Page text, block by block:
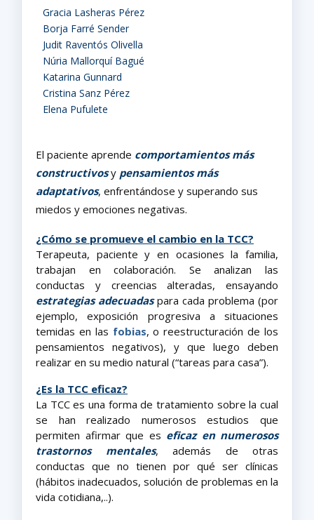
Gracia Lasheras Pérez
Borja Farré Sender
Judit Raventós Olivella
Núria Mallorquí Bagué
Katarina Gunnard
Cristina Sanz Pérez
Elena Pufulete
El paciente aprende comportamientos más
constructivosy pensamientos más
adaptativos, enfrentándose y superando sus
miedos y emociones negativas.
¿Cómo se promueve el cambio en la TCC?
Terapeuta, paciente y en ocasiones la familia,
trabajan en colaboración. Se analizan las
conductas y creencias alteradas, ensayando
estrategias adecuadaspara cada problema (por
ejemplo, exposición progresiva a situaciones
temidas en las fobias, o reestructuración de los
pensamientos negativos), y que luego deben
realizar en su medio natural (“tareas para casa”).
¿Es la TCC eficaz?
La TCC es una forma de tratamiento sobre la cual
se han realizado numerosos estudios que
permiten afirmar que es eficaz en numerosos
trastornos mentales, además de otras
conductas que no tienen por qué ser clínicas
(hábitos inadecuados, solución de problemas en la
vida cotidiana,..).